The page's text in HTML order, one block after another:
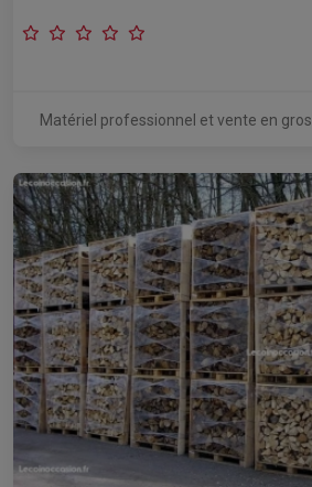
Matériel professionnel et vente en gros